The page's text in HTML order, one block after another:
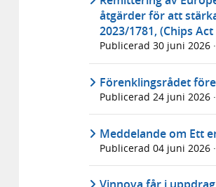
åtgärder för att
2023/1781, (Chips
Publicerad 30 juni 2026 ·
Förenklingsrådet
Publicerad 24 juni 2026 ·
Meddelande om Ett
Publicerad 04 juni 2026 ·